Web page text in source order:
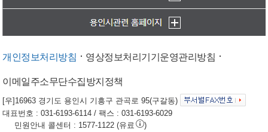
개인정보처리방침 영상정보처리기기운영관리방침
이메일주소무단수집방지정책
[우]16963 경기도 용인시 기흥구 관곡로 95(구갈동)
대표번호 : 031-6193-6114 / 팩스 : 031-6193-6029
민원안내 콜센터 : 1577-1122 (유료
)